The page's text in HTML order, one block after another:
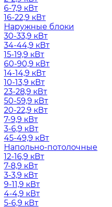
6-7,9 кВт
16-22,9 кВт
Наружные блоки
30-33,9 кВт
34-44,9 кВт
15-19,9 кВт
60-90,9 кВт
14-14,9 кВт
10-13,9 кВт
23-28,9 кВт
50-59,9 кВт
20-22,9 кВт
7-9,9 кВт
3-6,9 кВт
45-49,9 кВт
Напольно-потолочные
12-16,9 кВт
7-8,9 кВт
3-3,9 кВт
9-11,9 кВт
4-4,9 кВт
5-6,9 кВт